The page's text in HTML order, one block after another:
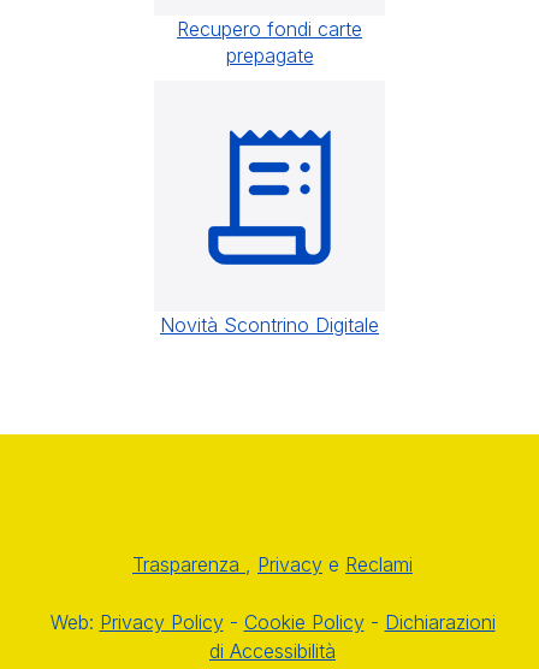
Recupero fondi carte
prepagate
Novità Scontrino Digitale
Trasparenza , Privacy e Reclami
Web: Privacy Policy- Cookie Policy- Dichiarazioni
di Accessibilità